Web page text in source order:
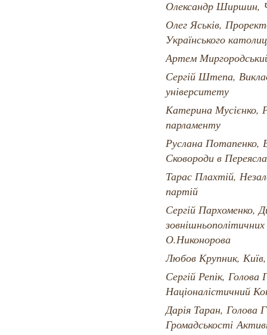
Олександр Ширшин,
Олег Яськів,
Українського
Артем
Сергій Штепа,
університету
Катерина Мусієнко,
парламенту
Руслана Потапенко,
Сковороди в
Тарас Плахтій,
партій
Сергій Пархоменко,
О.Никонорова
Любов Крупник,
Сергій Репік,
Націоналістичний
Дарія Таран, Голова
Громадськості